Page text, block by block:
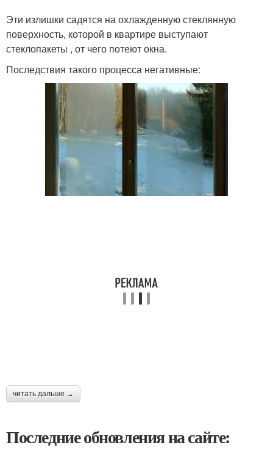
Эти излишки садятся на охлажденную стеклянную
поверхность, которой в квартире выступают
стеклопакеты , от чего потеют окна.
Последствия такого процесса негативные:
читать дальше →
Последние обновления на сайте: